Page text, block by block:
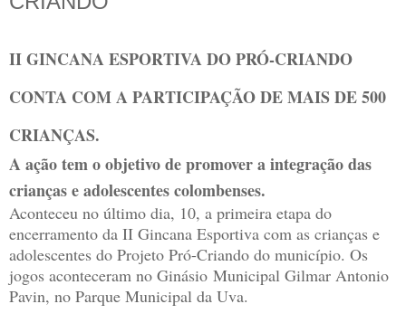
II GINCANA ESPORTIVA DO PRÓ-CRIANDO
CONTA COM A PARTICIPAÇÃO DE MAIS DE 500
CRIANÇAS.
A ação tem o objetivo de promover a integração das
crianças e adolescentes colombenses.
Aconteceu no último dia, 10, a primeira etapa do
encerramento da II Gincana Esportiva com as crianças e
adolescentes do Projeto Pró-Criando do município. Os
jogos aconteceram no Ginásio Municipal Gilmar Antonio
Pavin, no Parque Municipal da Uva.